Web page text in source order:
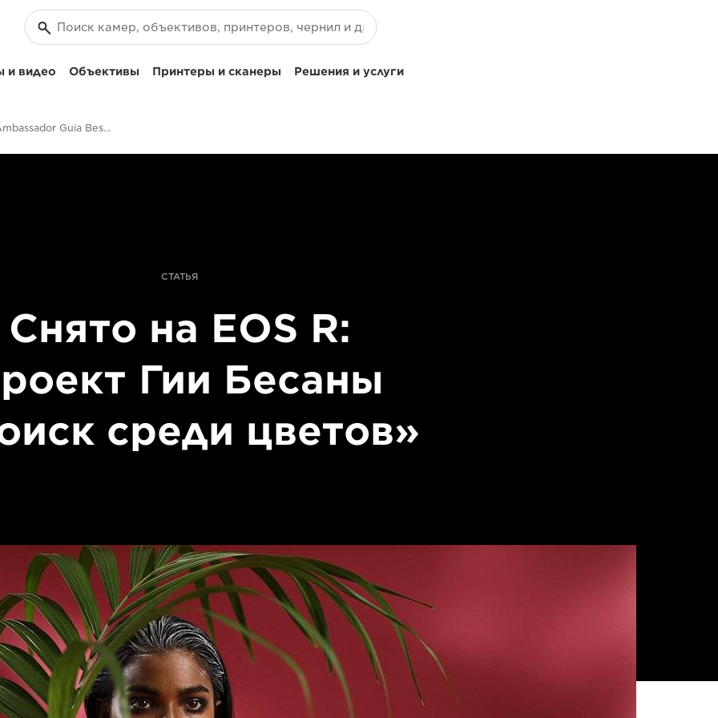
и видео Объективы Принтеры и сканеры Решения и услуги
Canon Ambassador Guia Besana - EOS R
СТАТЬЯ
Снято на EOS R:
Гии Бесаны
среди цветов»